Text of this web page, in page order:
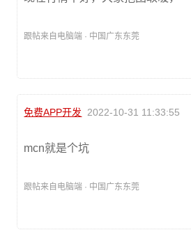
跟帖来自电脑端 · 中国广东东莞
免费APP开发 2022-10-31 11:33:55
mcn就是个坑
跟帖来自电脑端 · 中国广东东莞